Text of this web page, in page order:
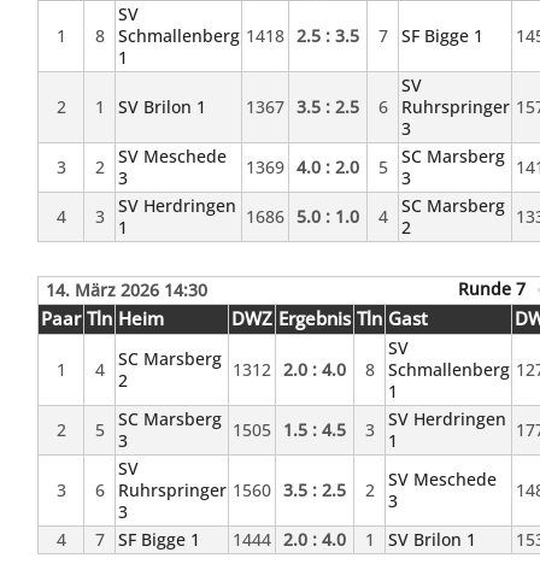
1 8
SV
Schmallenberg
1
1418 2.5 : 3.5 7 SF Bigge 1
2 1 SV Brilon 1 1367 3.5 : 2.5 6
SV
Ruhrspringer
3
3 2 SV Meschede
3
1369 4.0 : 2.0 5 SC Marsberg
3
4 3 SV Herdringen
1
1686 5.0 : 1.0 4 SC Marsberg
2
14. März 2026 14:30 Runde 7
Paar Tln Heim DWZ Ergebnis Tln Gast
1 4 SC Marsberg
2
1312 2.0 : 4.0 8
SV
Schmallenberg
1
2 5 SC Marsberg
3
1505 1.5 : 4.5 3 SV Herdringen
1
3 6
SV
Ruhrspringer
3
1560 3.5 : 2.5 2 SV Meschede
3
4 7 SF Bigge 1 1444 2.0 : 4.0 1 SV Brilon 1